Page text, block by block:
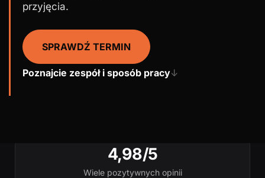
przyjęcia.
SPRAWDŹ TERMIN
Poznajcie zespół i sposób pracy↓
4,98/5
Wiele pozytywnych opinii